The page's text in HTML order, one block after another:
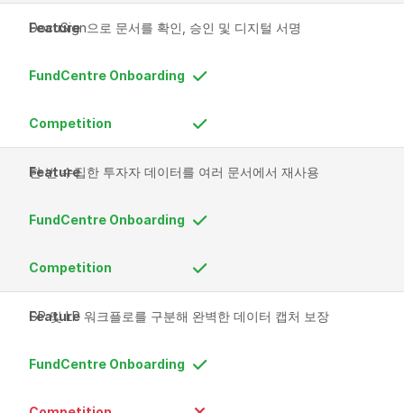
DocuSign으로 문서를 확인, 승인 및 디지털 서명
한 번 수집한 투자자 데이터를 여러 문서에서 재사용
GP 및 LP 워크플로를 구분해 완벽한 데이터 캡처 보장